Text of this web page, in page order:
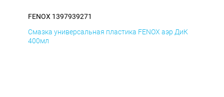
FENOX 1397939271
Смазка универсальная пластика FENOX аэр ДиК
400мл